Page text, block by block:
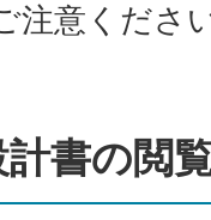
注意くださ
計書の閲